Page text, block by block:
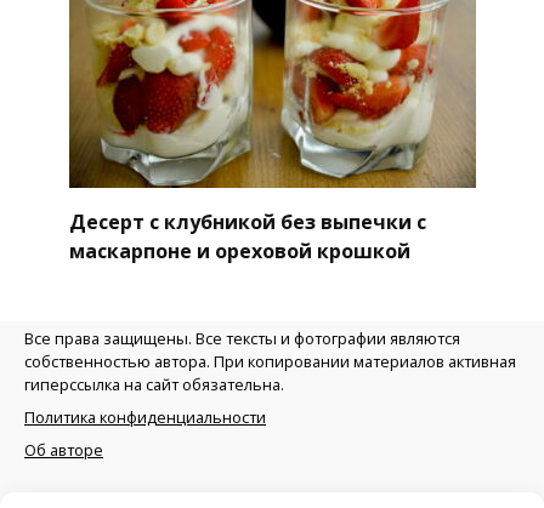
Десерт с клубникой без выпечки с
маскарпоне и ореховой крошкой
Все права защищены. Все тексты и фотографии являются
собственностью автора. При копировании материалов активная
гиперссылка на сайт обязательна.
Политика конфиденциальности
Об авторе